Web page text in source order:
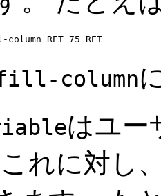
RET 75 RET
column
はユー
れに対し